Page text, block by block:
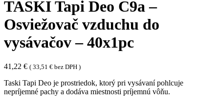
TASKI Tapi Deo C9a –
Osviežovač vzduchu do
vysávačov – 40x1pc
41,22 € ( 33,51 € bez DPH )
Taski Tapi Deo je prostriedok, ktorý pri vysávaní pohlcuje
nepríjemné pachy a dodáva miestnosti príjemnú vôňu.